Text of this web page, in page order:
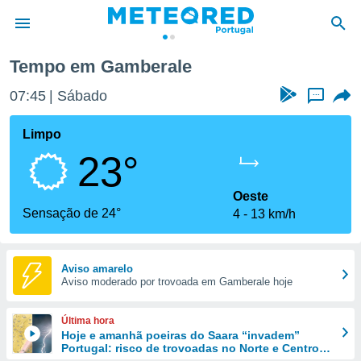
da
foi
fornecidas
a este
das
e
forma
digital
Tempo em Gamberale
07:45 Sábado ...
Limpo
23°
Sensação de 24°
Oeste
4
13 km/h
Aviso amarelo
Aviso moderado por trovoada em Gamberale hoje
Última hora
Hoje e amanhã poeiras do Saara “invadem”
Portugal: risco de trovoadas no Norte e Centro